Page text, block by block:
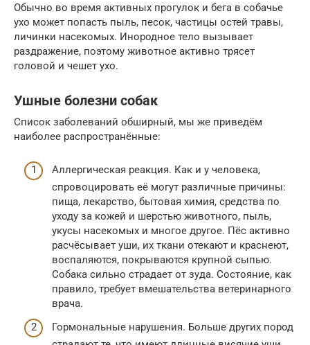
Обычно во время активных прогулок и бега в собачье
ухо может попасть пыль, песок, частицы остей травы,
личинки насекомых. Инородное тело вызывает
раздражение, поэтому животное активно трясет
головой и чешет ухо.
Ушные болезни собак
Список заболеваний обширный, мы же приведём
наиболее распространённые:
Аллергическая реакция. Как и у человека,
спровоцировать её могут различные причины:
пища, лекарство, бытовая химия, средства по
уходу за кожей и шерстью животного, пыль,
укусы насекомых и многое другое. Пёс активно
расчёсывает уши, их ткани отекают и краснеют,
воспаляются, покрываются крупной сыпью.
Собака сильно страдает от зуда. Состояние, как
правило, требует вмешательства ветеринарного
врача.
Гормональные нарушения. Больше других пород